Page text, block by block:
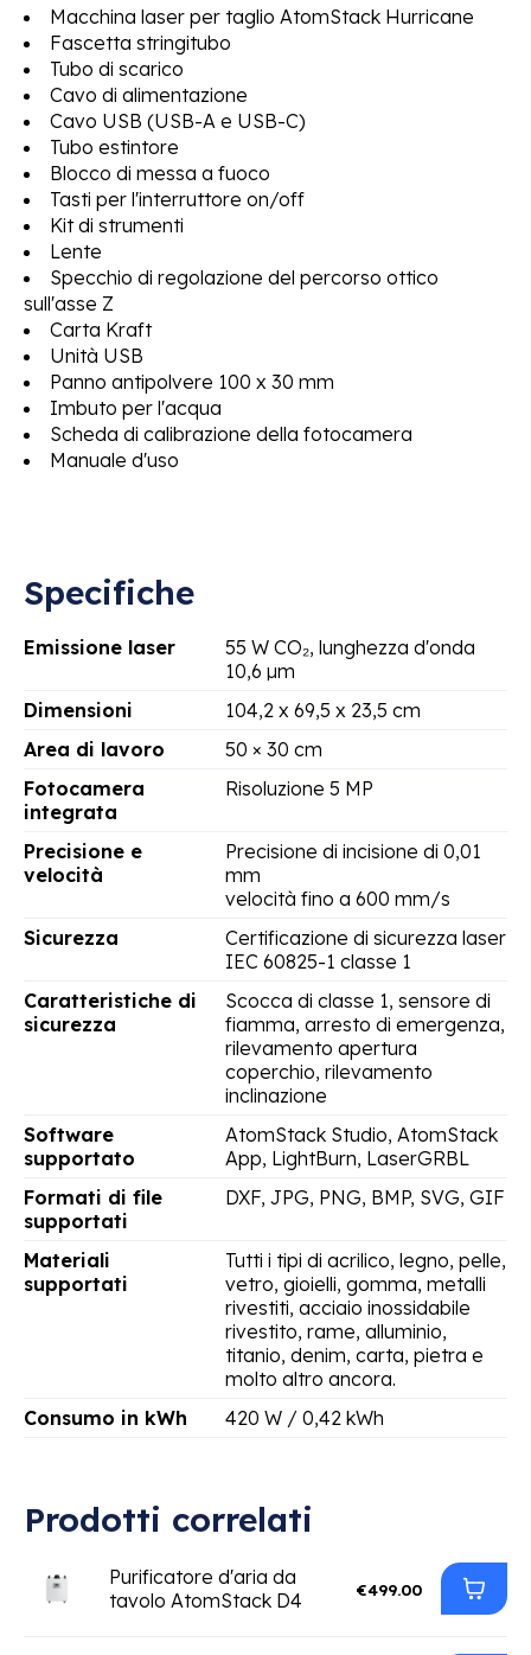
Macchina laser per taglio AtomStack Hurricane
Fascetta stringitubo
Tubo di scarico
Cavo di alimentazione
Cavo USB (USB-A e USB-C)
Tubo estintore
Blocco di messa a fuoco
Tasti per l'interruttore on/off
Kit di strumenti
Lente
Specchio di regolazione del percorso ottico
sull'asse Z
Carta Kraft
Unità USB
Panno antipolvere 100 x 30 mm
Imbuto per l'acqua
Scheda di calibrazione della fotocamera
Manuale d'uso
Specifiche
Emissione laser
55 W CO₂, lunghezza d'onda
10,6 µm
Dimensioni
104,2 x 69,5 x 23,5 cm
Area di lavoro
50 × 30 cm
Fotocamera
integrata
Risoluzione 5 MP
Precisione e
velocità
Precisione di incisione di 0,01
mm
velocità fino a 600 mm/s
Sicurezza
Certificazione di sicurezza laser
IEC 60825-1 classe 1
Caratteristiche di
sicurezza
Scocca di classe 1, sensore di
fiamma, arresto di emergenza,
rilevamento apertura
coperchio, rilevamento
inclinazione
Software
supportato
AtomStack Studio, AtomStack
App, LightBurn, LaserGRBL
Formati di file
supportati
DXF, JPG, PNG, BMP, SVG, GIF
Materiali
supportati
Tutti i tipi di acrilico, legno, pelle,
vetro, gioielli, gomma, metalli
rivestiti, acciaio inossidabile
rivestito, rame, alluminio,
titanio, denim, carta, pietra e
molto altro ancora.
Consumo in kWh
420 W / 0,42 kWh
Prodotti correlati
Purificatore d'aria da
tavolo AtomStack D4
€499.00